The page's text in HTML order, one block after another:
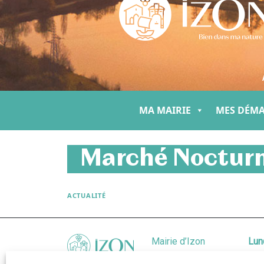
MA MAIRIE MES
Marché
ACTUALITÉ
Mairie d’Izon